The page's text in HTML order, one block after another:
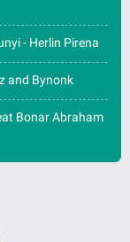
- Herlin Pirena
and Bynonk
Bonar Abraham